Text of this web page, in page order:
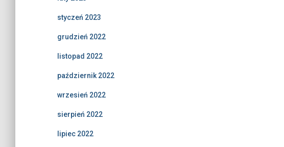
styczeń 2023
grudzień 2022
listopad 2022
październik 2022
wrzesień 2022
sierpień 2022
lipiec 2022